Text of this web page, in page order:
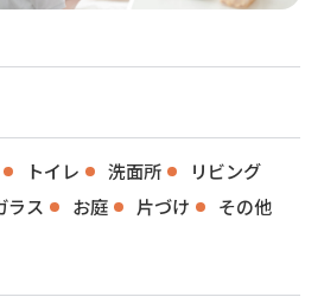
トイレ 洗面所
リビング
ラス お庭 片づけ その他